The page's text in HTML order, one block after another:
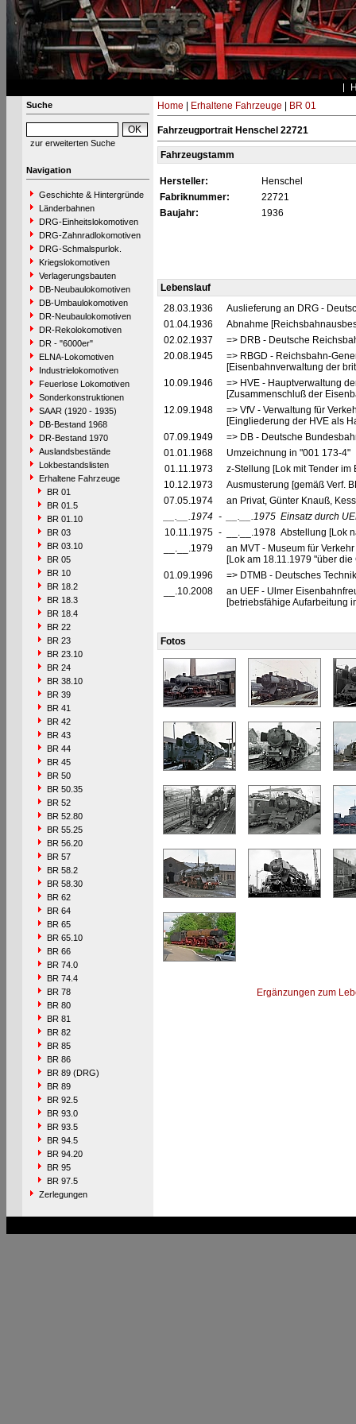
Suche
zur erweiterten Suche
Navigation
Geschichte & Hintergründe
Länderbahnen
DRG-Einheitslokomotiven
DRG-Zahnradlokomotiven
DRG-Schmalspurlok.
Kriegslokomotiven
Verlagerungsbauten
DB-Neubaulokomotiven
DB-Umbaulokomotiven
DR-Neubaulokomotiven
DR-Rekolokomotiven
DR - "6000er"
ELNA-Lokomotiven
Industrielokomotiven
Feuerlose Lokomotiven
Sonderkonstruktionen
SAAR (1920 - 1935)
DB-Bestand 1968
DR-Bestand 1970
Auslandsbestände
Lokbestandslisten
Erhaltene Fahrzeuge
BR 01
BR 01.5
BR 01.10
BR 03
BR 03.10
BR 05
BR 10
BR 18.2
BR 18.3
BR 18.4
BR 22
BR 23
BR 23.10
BR 24
BR 38.10
BR 39
BR 41
BR 42
BR 43
BR 44
BR 45
BR 50
BR 50.35
BR 52
BR 52.80
BR 55.25
BR 56.20
BR 57
BR 58.2
BR 58.30
BR 62
BR 64
BR 65
BR 65.10
BR 66
BR 74.0
BR 74.4
BR 78
BR 80
BR 81
BR 82
BR 85
BR 86
BR 89 (DRG)
BR 89
BR 92.5
BR 93.0
BR 93.5
BR 94.5
BR 94.20
BR 95
BR 97.5
Zerlegungen
Home Erhaltene Fahrzeuge BR 01
Fahrzeugportrait Henschel 22721
Fahrzeugstamm
Hersteller:
Henschel
Fabriknummer:
22721
Baujahr:
1936
Lebenslauf
28.03.1936
Auslieferung an DRG -
01.04.1936
Abnahme
02.02.1937
=> DRB - Deutsche
20.08.1945
=> RBGD - Reichsbahn-
[Eisenbahnverwaltung der
10.09.1946
=> HVE - Hauptverwaltung
[Zusammenschluß der
12.09.1948
=> VfV - Verwaltung für
[Eingliederung der HVE als
07.09.1949
=> DB - Deutsche
01.01.1968
Umzeichnung in "001 173-4"
01.11.1973
z-Stellung [Lok mit Tender im
10.12.1973
Ausmusterung [gemäß Verf.
07.05.1974
an Privat, Günter Knauß,
__.__.1974 - __.__.1975 Einsatz durch
10.11.1975 -
__.__.1978 Abstellung [Lok
__.__.1979
an MVT - Museum für
[Lok am 18.11.1979 "über
01.09.1996
=> DTMB - Deutsches
__.10.2008
an UEF - Ulmer
[betriebsfähige Aufarbeitung
Fotos
Ergänzungen zum